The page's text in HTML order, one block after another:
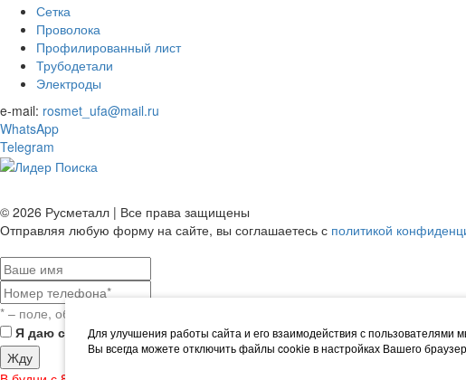
Сетка
Проволока
Профилированный лист
Трубодетали
Электроды
e-mail: rosmet_ufa@mail.ru
WhatsApp
Telegram
Для улучшения работы сайта и его взаимодействия с пользователями
Вы всегда можете отключить файлы cookie в настройках Вашего
© 2026 Русметалл | Все права защищены
Отправляя любую форму на сайте, вы соглашаетесь с политикой
* – поле, обязательное для заполнения
Я даю согласие наобработку персональных данных, а также